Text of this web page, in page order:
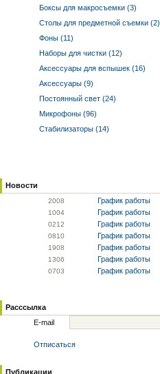
Боксы для макросъемки (3)
Столы для предметной съемки (2)
Фоны (11)
Наборы для чистки (12)
Аксессуары для вспышек (16)
Аксессуары (9)
Постоянный свет (24)
Микрофоны (96)
Стабилизаторы (14)
Новости
2008 График работы
1004 График работы
0212 График работы
0810 График работы
1908 График работы
1306 График работы
0703 График работы
Расссылка
E-mail
Отписаться
Публикации